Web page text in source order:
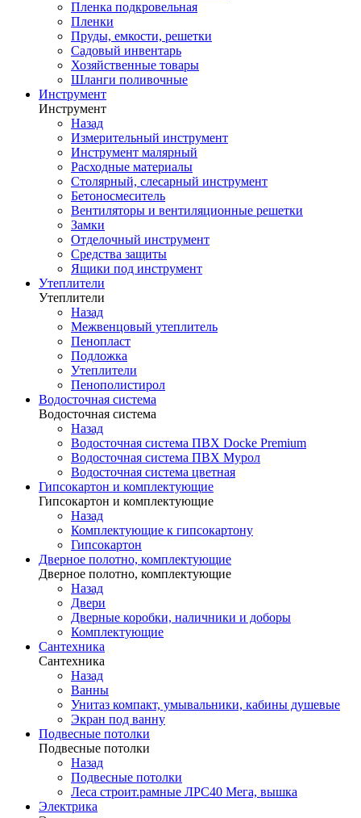
Пленка подкровельная
Пленки
Пруды, емкости, решетки
Садовый инвентарь
Хозяйственные товары
Шланги поливочные
Инструмент
Инструмент
Назад
Измерительный инструмент
Инструмент малярный
Расходные материалы
Столярный, слесарный инструмент
Бетоносмеситель
Вентиляторы и вентиляционные решетки
Замки
Отделочный инструмент
Средства защиты
Ящики под инструмент
Утеплители
Утеплители
Назад
Межвенцовый утеплитель
Пенопласт
Подложка
Утеплители
Пенополистирол
Водосточная система
Водосточная система
Назад
Водосточная система ПВХ Docke Premium
Водосточная система ПВХ Мурол
Водосточная система цветная
Гипсокартон и комплектующие
Гипсокартон и комплектующие
Назад
Комплектующие к гипсокартону
Гипсокартон
Дверное полотно, комплектующие
Дверное полотно, комплектующие
Назад
Двери
Дверные коробки, наличники и доборы
Комплектующие
Сантехника
Сантехника
Назад
Ванны
Унитаз компакт, умывальники, кабины душевые
Экран под ванну
Подвесные потолки
Подвесные потолки
Назад
Подвесные потолки
Леса строит.рамные ЛРС40 Мега, вышка
Электрика